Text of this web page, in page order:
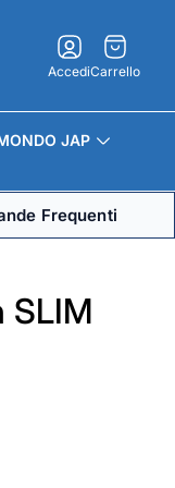
Accedi
Carrello.
Carrello
JAP
Frequenti
SLIM